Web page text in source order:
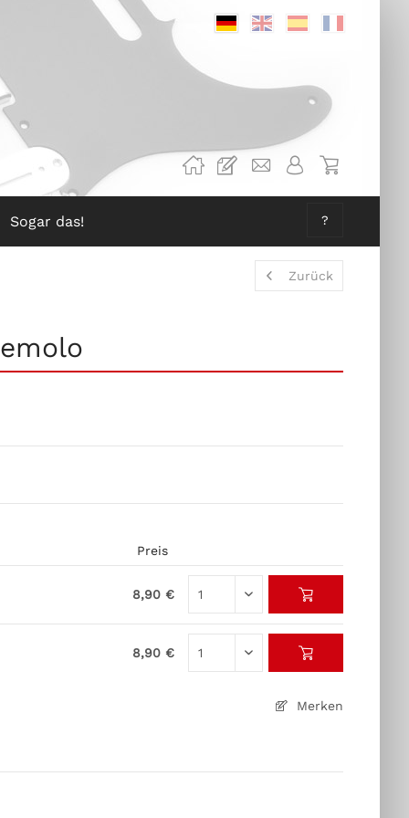
DeutschEnglischSpanisch
Sogar das! ?
Zurück
Merken
Preis
8,90 €
8,90 €